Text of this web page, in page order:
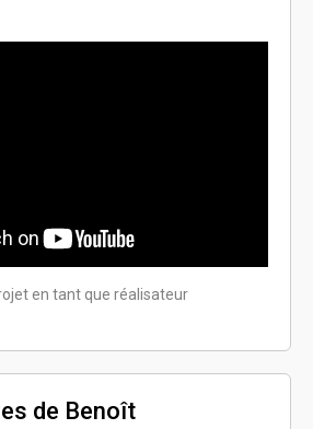
en tant que réalisateur
de Benoît